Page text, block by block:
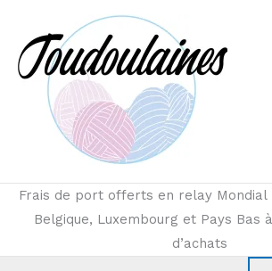
contenu
Frais de port offerts en relay Mondial
Belgique, Luxembourg et Pays Bas
d’achats